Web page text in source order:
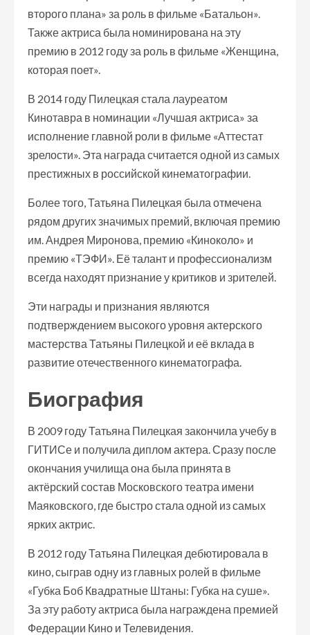
второго плана» за роль в фильме «Батальон».
Также актриса была номинирована на эту
премию в 2012 году за роль в фильме «Женщина,
которая поет».
В 2014 году Пилецкая стала лауреатом
Кинотавра в номинации «Лучшая актриса» за
исполнение главной роли в фильме «Аттестат
зрелости». Эта награда считается одной из самых
престижных в российской кинематографии.
Более того, Татьяна Пилецкая была отмечена
рядом других значимых премий, включая премию
им. Андрея Миронова, премию «Киноколо» и
премию «ТЭФИ». Её талант и профессионализм
всегда находят признание у критиков и зрителей.
Эти награды и признания являются
подтверждением высокого уровня актерского
мастерства Татьяны Пилецкой и её вклада в
развитие отечественного кинематографа.
Биография
В 2009 году Татьяна Пилецкая закончила учебу в
ГИТИСе и получила диплом актера. Сразу после
окончания училища она была принята в
актёрский состав Московского театра имени
Маяковского, где быстро стала одной из самых
ярких актрис.
В 2012 году Татьяна Пилецкая дебютировала в
кино, сыграв одну из главных ролей в фильме
«Губка Боб Квадратные Штаны: Губка на суше».
За эту работу актриса была награждена премией
Федерации Кино и Телевидения.